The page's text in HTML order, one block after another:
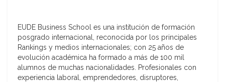
EUDE Business School es una institución de formación
posgrado internacional, reconocida por los principales
Rankings y medios internacionales; con 25 años de
evolución académica ha formado a más de 100 mil
alumnos de muchas nacionalidades. Profesionales con
experiencia laboral, emprendedores, disruptores,